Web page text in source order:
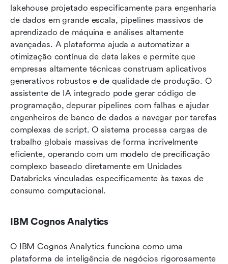
lakehouse projetado especificamente para engenharia
de dados em grande escala, pipelines massivos de
aprendizado de máquina e análises altamente
avançadas. A plataforma ajuda a automatizar a
otimização contínua de data lakes e permite que
empresas altamente técnicas construam aplicativos
generativos robustos e de qualidade de produção. O
assistente de IA integrado pode gerar código de
programação, depurar pipelines com falhas e ajudar
engenheiros de banco de dados a navegar por tarefas
complexas de script. O sistema processa cargas de
trabalho globais massivas de forma incrivelmente
eficiente, operando com um modelo de precificação
complexo baseado diretamente em Unidades
Databricks vinculadas especificamente às taxas de
consumo computacional.
IBM Cognos Analytics
O IBM Cognos Analytics funciona como uma
plataforma de inteligência de negócios rigorosamente